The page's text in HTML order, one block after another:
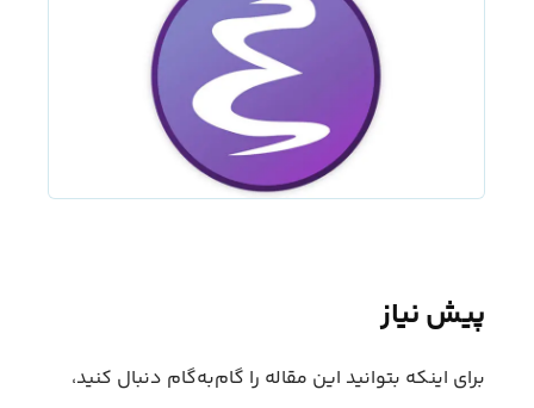
پیش نیاز
برای اینکه بتوانید این مقاله را گام‌به‌گام دنبال کنید،